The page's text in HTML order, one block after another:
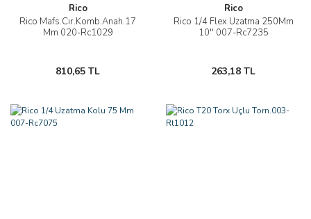
Rico
Rico Mafs.Cır.Komb.Anah.17
Mm 020-Rc1029
810,65 TL
Rico
Rico 1/4 Flex Uzatma 250Mm
10'' 007-Rc7235
263,18 TL